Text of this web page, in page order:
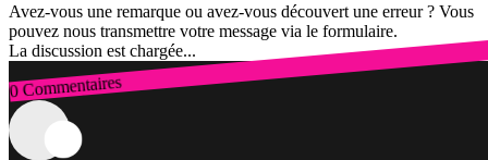
Avez-vous une remarque ou avez-vous découvert une erreur ? Vous
pouvez nous transmettre votre message via le formulaire.
La discussion est chargée...
0 Commentaires
Connexion